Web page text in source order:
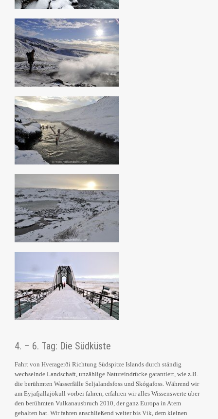
4. – 6. Tag: Die Südküste
Fahrt von Hveragerði Richtung Südspitze Islands durch ständig
wechselnde Landschaft, unzählige Natureindrücke garantiert, wie z.B.
die berühmten Wasserfälle Seljalandsfoss und Skógafoss. Während wir
am Eyjafjallajökull vorbei fahren, erfahren wir alles Wissenswerte über
den berühmten Vulkanausbruch 2010, der ganz Europa in Atem
gehalten hat. Wir fahren anschließend weiter bis Vík, dem kleinen